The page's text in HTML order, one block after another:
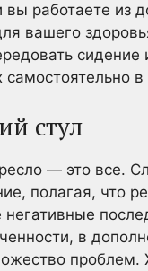
работаете из
вашего
самостоятельно
стул
— это все.
полагая, что
негативные
в
проблем.